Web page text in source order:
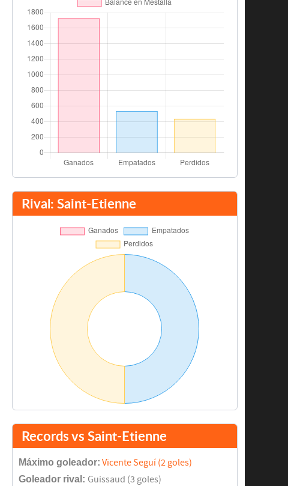
Rival: Saint-Etienne
Records vs Saint-Etienne
Máximo goleador: Vicente Seguí (2 goles)
Goleador rival: Guissaud (3 goles)